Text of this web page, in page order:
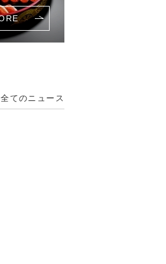
全てのニュース